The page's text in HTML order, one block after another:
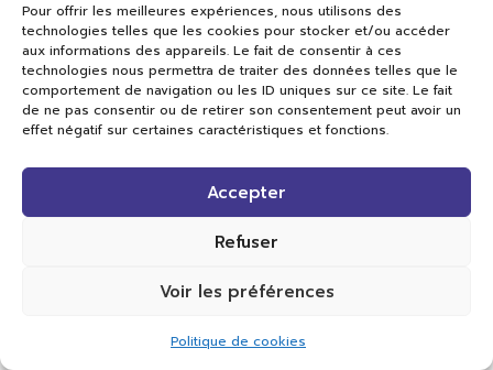
Pour offrir les meilleures expériences, nous utilisons des
technologies telles que les cookies pour stocker et/ou accéder
aux informations des appareils. Le fait de consentir à ces
technologies nous permettra de traiter des données telles que le
comportement de navigation ou les ID uniques sur ce site. Le fait
de ne pas consentir ou de retirer son consentement peut avoir un
effet négatif sur certaines caractéristiques et fonctions.
Accepter
Refuser
Voir les préférences
Politique de cookies
Val TV
Centre de Compétences Médias
Rue du Pont-Neuf 24
Tous droits réservés.
Réalisation Cavin-Baudat Digital Lab